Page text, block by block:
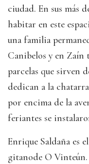
ciudad. En sus más
habitar en este
una familia
Canibelos y en Zaín
parcelas que sirven
dedican a la
por encima de la
feriantes se
Enrique Saldaña es
gitanode O